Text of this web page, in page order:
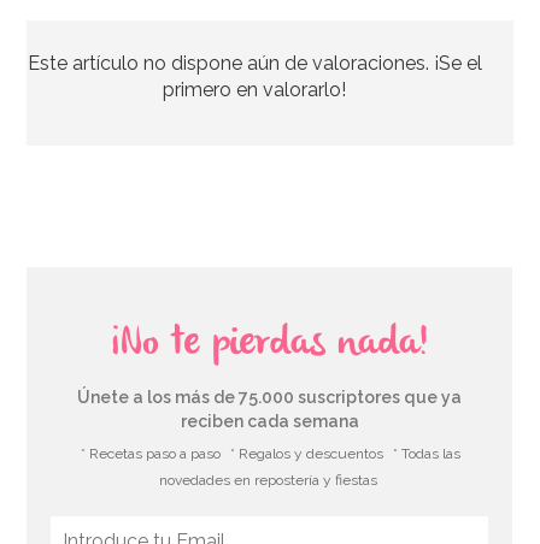
1,00€
Este artículo no dispone aún de valoraciones. ¡Se el
primero en valorarlo!
¡No te pierdas nada!
Únete a los más de 75.000 suscriptores que ya
reciben cada semana
* Recetas paso a paso * Regalos y descuentos
* Todas las
novedades en repostería y fiestas